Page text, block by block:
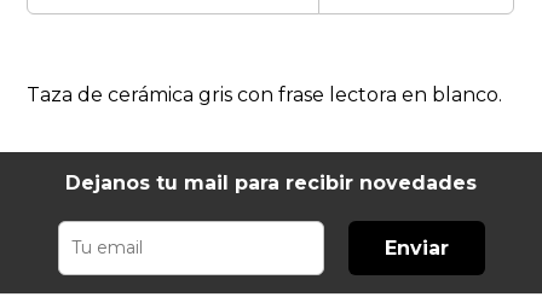
Taza de cerámica gris con frase lectora en blanco.
Dejanos tu mail para recibir novedades
Enviar